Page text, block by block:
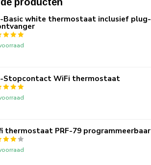
Basic white thermostaat inclusief plug-
Stopcontact WiFi thermostaat
thermostaat PRF-79 programmeerbaar